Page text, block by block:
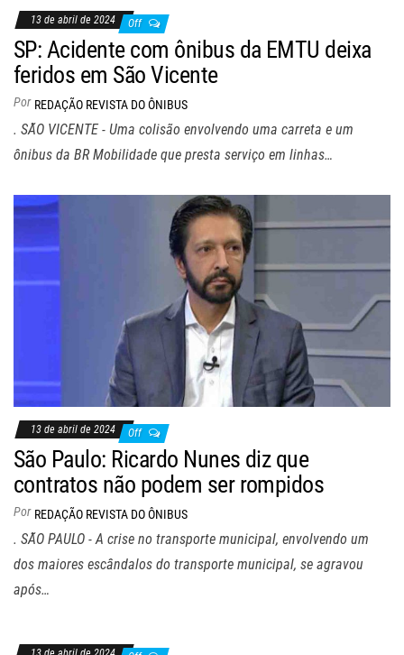
13 de abril de 2024 Off
SP: Acidente com ônibus da EMTU deixa
feridos em São Vicente
Por REDAÇÃO REVISTA DO ÔNIBUS
. SÃO VICENTE - Uma colisão envolvendo uma carreta e um
ônibus da BR Mobilidade que presta serviço em linhas…
13 de abril de 2024 Off
São Paulo: Ricardo Nunes diz que
contratos não podem ser rompidos
Por REDAÇÃO REVISTA DO ÔNIBUS
. SÃO PAULO - A crise no transporte municipal, envolvendo um
dos maiores escândalos do transporte municipal, se agravou
após…